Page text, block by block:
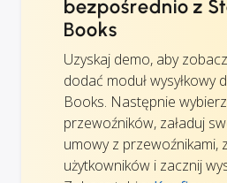
bezpośrednio z
Books
Uzyskaj demo, aby
dodać moduł wysyłkowy
Books. Następnie
przewoźników, załaduj
umowy z przewoźnikami,
użytkowników i zacznij